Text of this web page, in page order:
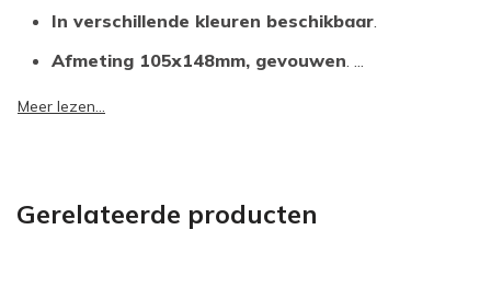
In verschillende kleuren beschikbaar.
Afmeting 105x148mm, gevouwen. ...
Meer lezen...
Gerelateerde producten